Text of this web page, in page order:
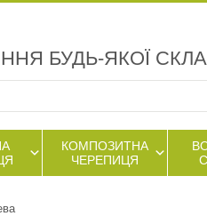
БУДЬ-ЯКОЇ
КОМПОЗИТНА
ЧЕРЕПИЦЯ